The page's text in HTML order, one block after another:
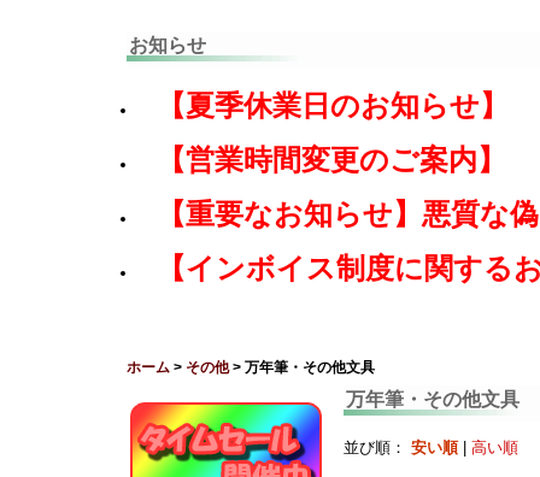
お知らせ
【夏季休業日のお知らせ】
【営業時間変更のご案内】
【重要なお知らせ】悪質な
【インボイス制度に関する
ホーム > その他> 万年筆・その他文具
万年筆・その他文具
並び順： 安い順| 高い順